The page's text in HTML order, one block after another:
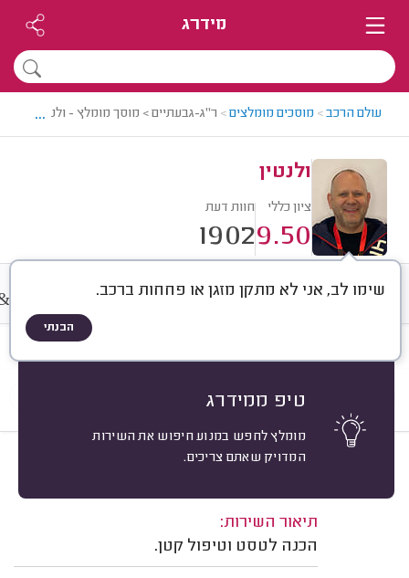
מידרג
עולם הרכב> מוסכים מומלצים> ר"ג-גבעתיים > מוסך מומלץ - ולנטין
...
ולנטין
ציון כללי
9.50
חוות דעת
1902
שימו לב, אני לא מתקן מזגן או פחחות ברכב.
הבנתי
טיפ ממידרג
מומלץ לחפש במנוע חיפוש את השירות
המדויק שאתם צריכים.
חוות דעת מחירים ממוצע
יצרן
נויה ח. רמת גן.
תיאור השירות:
הכנה לטסט וטיפול קטן.